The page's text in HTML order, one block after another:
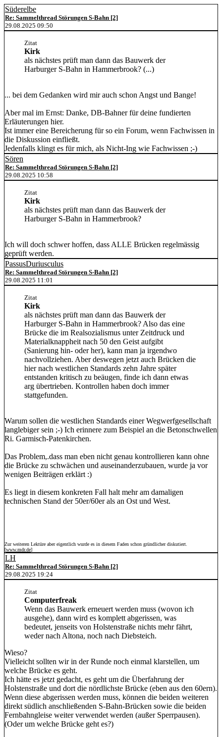
Süderelbe
Re: Sammelthread Störungen S-Bahn [2]
29.08.2025 09:50
Zitat
Kirk
als nächstes prüft man dann das Bauwerk der
Harburger S-Bahn in Hammerbrook? (...)
... bei dem Gedanken wird mir auch schon Angst und Bange!
Aber mal im Ernst: Danke, DB-Bahner für deine fundierten
Erläuterungen hier.
Ist immer eine Bereicherung für so ein Forum, wenn Fachwissen in
die Diskussion einfließt.
Jedenfalls klingt es für mich, als Nicht-Ing wie Fachwissen ;-)
Sören
Re: Sammelthread Störungen S-Bahn [2]
29.08.2025 10:58
Zitat
Kirk
als nächstes prüft man dann das Bauwerk der
Harburger S-Bahn in Hammerbrook?
Ich will doch schwer hoffen, dass ALLE Brücken regelmässig
geprüft werden.
PassusDuriusculus
Re: Sammelthread Störungen S-Bahn [2]
29.08.2025 11:01
Zitat
Kirk
als nächstes prüft man dann das Bauwerk der
Harburger S-Bahn in Hammerbrook? Also das eine
Brücke die im Realsozialismus unter Zeitdruck und
Materialknappheit nach 50 den Geist aufgibt
(Sanierung hin- oder her), kann man ja irgendwo
nachvollziehen. Aber deswegen jetzt auch Brücken die
hier nach westlichen Standards zehn Jahre später
entstanden kritisch zu beäugen, finde ich dann etwas
arg übertrieben. Kontrollen haben doch immer
stattgefunden.
Warum sollen die westlichen Standards einer Wegwerfgesellschaft
langlebiger sein ;-) Ich erinnere zum Beispiel an die Betonschwellen
Ri. Garmisch-Patenkirchen.
Das Problem,.dass man eben nicht genau kontrollieren kann ohne
die Brücke zu schwächen und auseinanderzubauen, wurde ja vor
wenigen Beiträgen erklärt :)
Es liegt in diesem konkreten Fall halt mehr am damaligen
technischen Stand der 50er/60er als an Ost und West.
Zur weiteren Lektüre aber eigentlich wurde es in diesem Faden schon gründlicher diskutiert.
[www.mdr.de]
LH
Re: Sammelthread Störungen S-Bahn [2]
29.08.2025 19:24
Zitat
Computerfreak
Wenn das Bauwerk erneuert werden muss (wovon ich
ausgehe), dann wird es komplett abgerissen, was
bedeutet, jenseits von Holstenstraße nichts mehr fährt,
weder nach Altona, noch nach Diebsteich.
Wieso?
Vielleicht sollten wir in der Runde noch einmal klarstellen, um
welche Brücke es geht.
Ich hätte es jetzt gedacht, es geht um die Überfahrung der
Holstenstraße und dort die nördlichste Brücke (eben aus den 60ern).
Wenn diese abgerissen werden muss, können die beiden weiteren
direkt südlich anschließenden S-Bahn-Brücken sowie die beiden
Fernbahngleise weiter verwendet werden (außer Sperrpausen).
(Oder um welche Brücke geht es?)